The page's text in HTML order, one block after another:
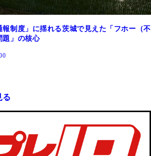
報制度」に揺れる茨城で見えた「フホー（不
題」の核心
る